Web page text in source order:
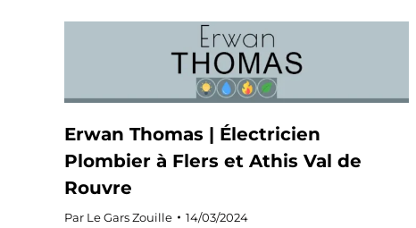
Erwan Thomas | Électricien
Plombier à Flers et Athis Val de
Rouvre
Par Le Gars Zouille 14/03/2024